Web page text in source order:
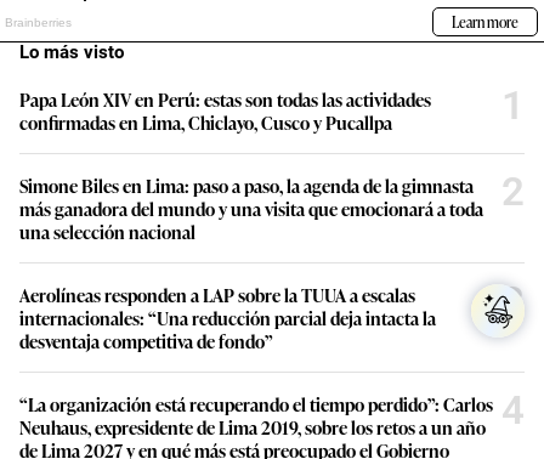
Lo más visto
Papa León XIV en Perú: estas son todas las actividades
confirmadas en Lima, Chiclayo, Cusco y Pucallpa
1
Simone Biles en Lima: paso a paso, la agenda de la gimnasta
más ganadora del mundo y una visita que emocionará a toda
una selección nacional
2
Aerolíneas responden a LAP sobre la TUUA a escalas
internacionales: “Una reducción parcial deja intacta la
desventaja competitiva de fondo”
3
“La organización está recuperando el tiempo perdido”: Carlos
Neuhaus, expresidente de Lima 2019, sobre los retos a un año
de Lima 2027 y en qué más está preocupado el Gobierno
4